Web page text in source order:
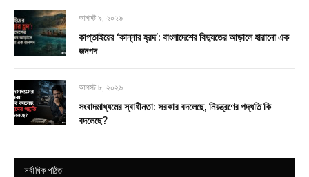
আগস্ট ৯, ২০২৬
কাপ্তাইয়ের ‘কান্নার হ্রদ’: বাংলাদেশের বিদ্যুতের আড়ালে হারানো এক
জনপদ
আগস্ট ৮, ২০২৬
সংবাদমাধ্যমের স্বাধীনতা: সরকার বদলেছে, নিয়ন্ত্রণের পদ্ধতি কি
বদলেছে?
সর্বাধিক পঠিত